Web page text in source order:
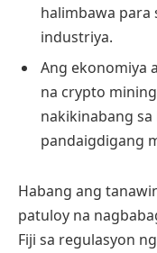
halimbawa para
industriya.
Ang ekonomiya
na crypto
nakikinabang
pandaigdigang
Habang ang
patuloy na
Fiji sa regulasyon